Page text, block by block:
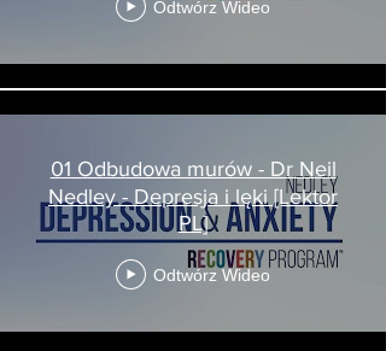
Odtwórz Wideo
01 Odbudowa murów - Dr Neil
Nedley - Depresja i lęki [Lektor
PL]
Odtwórz Wideo